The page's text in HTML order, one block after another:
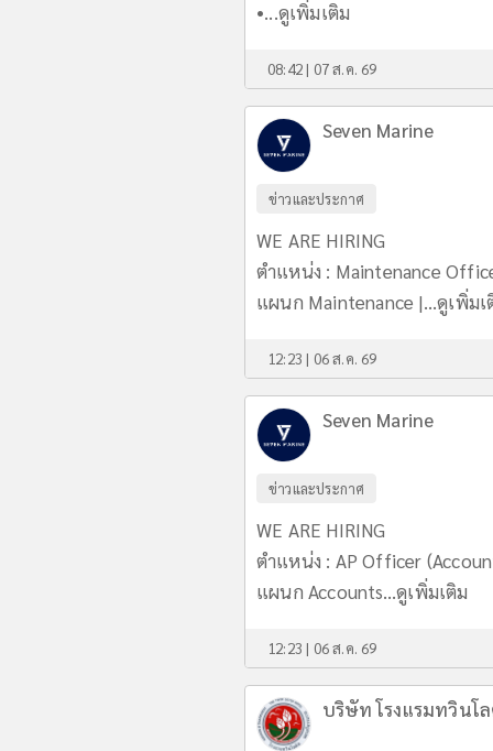
•...ดูเพิ่มเติม
08:42 | 07 ส.ค. 69
Seven Marine
ข่าวและประกาศ
WE ARE HIRING
ตำแหน่ง : Maintenance
แผนก Maintenance |...ดูเพิ่มเ
12:23 | 06 ส.ค. 69
Seven Marine
ข่าวและประกาศ
WE ARE HIRING
ตำแหน่ง : AP Officer
แผนก Accounts...ดูเพิ่มเติม
12:23 | 06 ส.ค. 69
บริษัท โรงแรมทวินโ